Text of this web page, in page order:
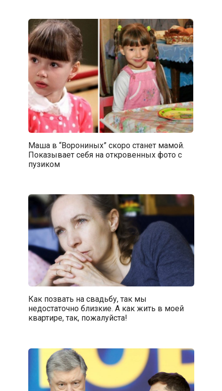
Маша в “Ворониных” скоро станет мамой.
Показывает себя на откровенных фото с
пузиком
Как позвать на свадьбу, так мы
недостаточно близкие. А как жить в моей
квартире, так, пожалуйста!